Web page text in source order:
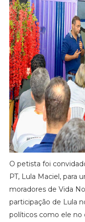
O petista foi
PT, Lula Maciel, para
moradores de Vida
participação de Lula
políticos como ele no